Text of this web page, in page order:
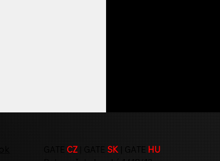
GATE CZ| GATE SK| GATE HU